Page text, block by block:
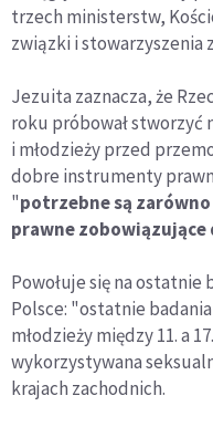
trzech ministerstw,
związki i stowarzyszenia
Jezuita zaznacza, że
roku próbował stworzyć
i młodzieży przed
dobre instrumenty
"potrzebne są
prawne zobowiązujące
Powołuje się na
Polsce: "ostatnie
młodzieży między 11. a
wykorzystywana
krajach zachodnich.